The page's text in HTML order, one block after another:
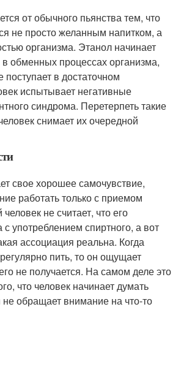
от обычного пьянства тем, что
не просто желанным напитком, а
организма. Этанол начинает
обменных процессах организма,
поступает в достаточном
испытывает негативные
синдрома. Перетерпеть такие
снимает их очередной
свое хорошее самочувствие,
работать только с приемом
не считает, что его
с употреблением спиртного, а вот
ассоциация реальна. Когда
пить, то он ощущает
не получается. На самом деле это
что человек начинает думать
обращает внимание на что-то